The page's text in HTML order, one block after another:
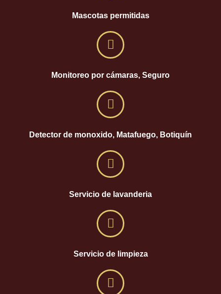
Mascotas permitidas
Monitoreo por cámaras, Seguro
Detector de monoxido, Matafuego, Botiquín
Servicio de lavanderia
Servicio de limpieza